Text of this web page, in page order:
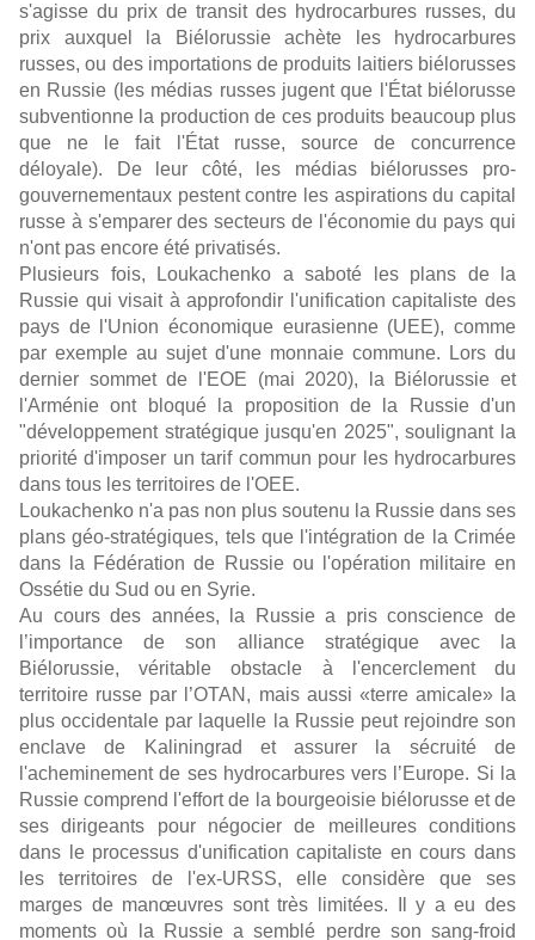
s'agisse du prix de transit des hydrocarbures russes, du
prix auxquel la Biélorussie achète les hydrocarbures
russes, ou des importations de produits laitiers biélorusses
en Russie (les médias russes jugent que l'État biélorusse
subventionne la production de ces produits beaucoup plus
que ne le fait l'État russe, source de concurrence
déloyale). De leur côté, les médias biélorusses pro-
gouvernementaux pestent contre les aspirations du capital
russe à s'emparer des secteurs de l'économie du pays qui
n'ont pas encore été privatisés.
Plusieurs fois, Loukachenko a saboté les plans de la
Russie qui visait à approfondir l'unification capitaliste des
pays de l'Union économique eurasienne (UEE), comme
par exemple au sujet d'une monnaie commune. Lors du
dernier sommet de l'EOE (mai 2020), la Biélorussie et
l'Arménie ont bloqué la proposition de la Russie d'un
"développement stratégique jusqu'en 2025", soulignant la
priorité d'imposer un tarif commun pour les hydrocarbures
dans tous les territoires de l'OEE.
Loukachenko n'a pas non plus soutenu la Russie dans ses
plans géo-stratégiques, tels que l'intégration de la Crimée
dans la Fédération de Russie ou l'opération militaire en
Ossétie du Sud ou en Syrie.
Au cours des années, la Russie a pris conscience de
l’importance de son alliance stratégique avec la
Biélorussie, véritable obstacle à l'encerclement du
territoire russe par l’OTAN, mais aussi «terre amicale» la
plus occidentale par laquelle la Russie peut rejoindre son
enclave de Kaliningrad et assurer la sécruité de
l'acheminement de ses hydrocarbures vers l’Europe. Si la
Russie comprend l'effort de la bourgeoisie biélorusse et de
ses dirigeants pour négocier de meilleures conditions
dans le processus d'unification capitaliste en cours dans
les territoires de l'ex-URSS, elle considère que ses
marges de manœuvres sont très limitées. Il y a eu des
moments où la Russie a semblé perdre son sang-froid